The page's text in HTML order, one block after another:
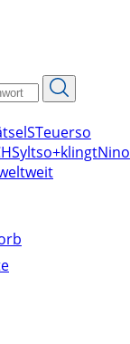
STeuerso
Syltso+klingtNino